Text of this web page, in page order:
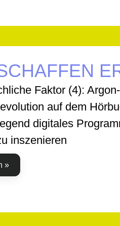
Faktor (4):
auf dem
digitales
inszenieren
»